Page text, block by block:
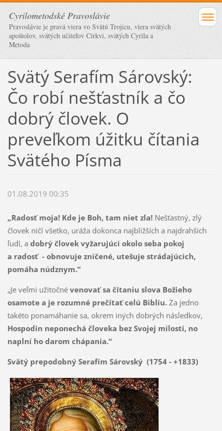
Cyrilometodské Pravoslávie
Pravoslávie je pravá viera vo Svätú Trojicu, viera svätých
apoštolov, svätých učiteľov Cirkvi, svätých Cyrila a
Metoda
Svätý Serafím Sárovský:
Čo robí nešťastník a čo
dobrý človek. O
preveľkom úžitku čítania
Svätého Písma
01.08.2019 00:35
„Radosť moja! Kde je Boh, tam niet zla!Nešťastný, zlý
človek ničí všetko, uráža dokonca najbližších a najdrahších
ľudí, a dobrý človek vyžarujúci okolo seba pokoj
a radosť - obnovuje zničené, utešuje strádajúcich,
pomáha núdznym.“
„Je veľmi užitočné venovať sa čítaniu slova Božieho
osamote a je rozumné prečítať celú Bibliu.Za jedno
takéto ponamáhanie sa, okrem iných dobrých následkov,
Hospodin neponechá človeka bez Svojej milosti, no
naplní ho darom chápania.“
Svätý prepodobný Serafím Sárovský (1754 - +1833)